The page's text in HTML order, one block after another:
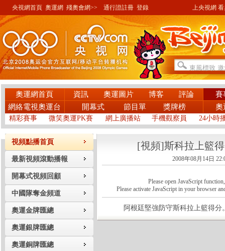
央視網首頁 奧運網 殘奧會網>> 通行證註冊 登錄 上央視網 看奧
奧運網首頁 資訊 奧運圖片 博客 評論
賽
網絡電視奧運台
開幕式 節目單 獎牌榜 奧
精彩賽事 微笑奧運PK賽 網上廣播站 手機觀察員 24小時
視頻點播首頁
最新視頻滾動播報
開幕式視頻回顧
中國隊奪金頻道
奧運金牌匯總
奧運銀牌匯總
奧運銅牌匯總
[視頻]斯科拉上籃
2008年08月14日
Please open JavaScript
Please activate JavaScript in your browser
阿根廷堅強防守斯科拉上籃得分